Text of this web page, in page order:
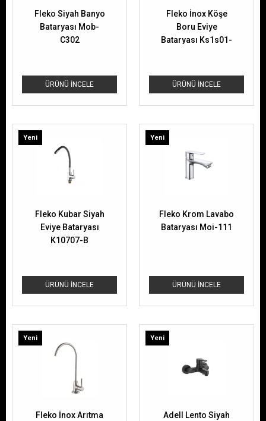
ÜRÜNÜ İNCELE
Fleko Siyah Banyo
Bataryası Mob-
C302
ÜRÜNÜ İNCELE
Fleko İnox Köşe
Boru Eviye
Bataryası Ks1s01-
ÜRÜNÜ İNCELE
Fleko Kubar Siyah
Eviye Bataryası
K10707-B
Yeni
ÜRÜNÜ İNCELE
Fleko Krom Lavabo
Bataryası Moi-111
Yeni
Fleko İnox Arıtma
Yeni
Adell Lento Siyah
Yeni